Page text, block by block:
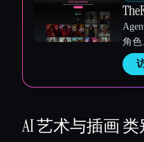
角色
AI 艺术与插画类